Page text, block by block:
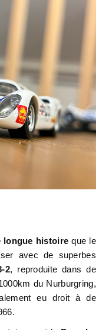
longue histoire que le
avec de superbes
2, reproduite dans de
du Nurburgring,
eu droit à de